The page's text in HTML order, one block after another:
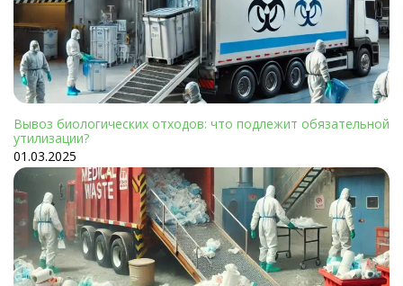
Вывоз биологических отходов: что подлежит обязательной
утилизации?
01.03.2025